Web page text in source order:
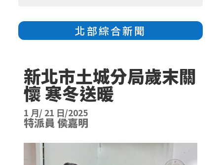
北部綜合新聞
新北市土城分局歲末關
懷 寒冬送暖
1 月/ 21 日/2025
特派員 侯嘉明